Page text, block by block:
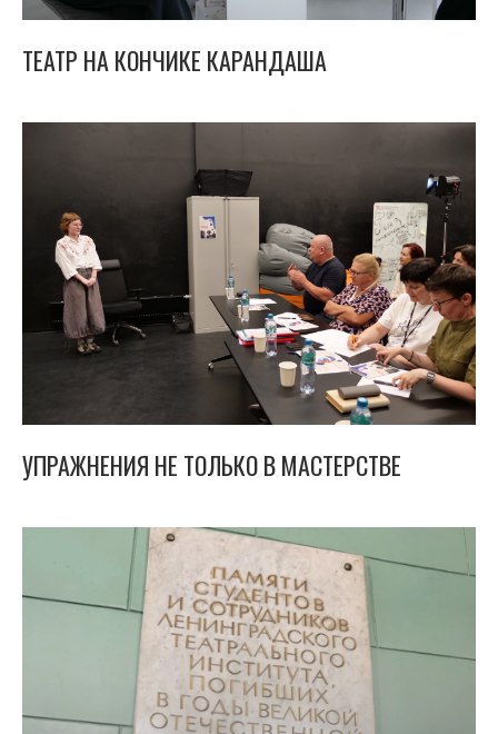
ТЕАТР НА КОНЧИКЕ КАРАНДАША
УПРАЖНЕНИЯ НЕ ТОЛЬКО В МАСТЕРСТВЕ